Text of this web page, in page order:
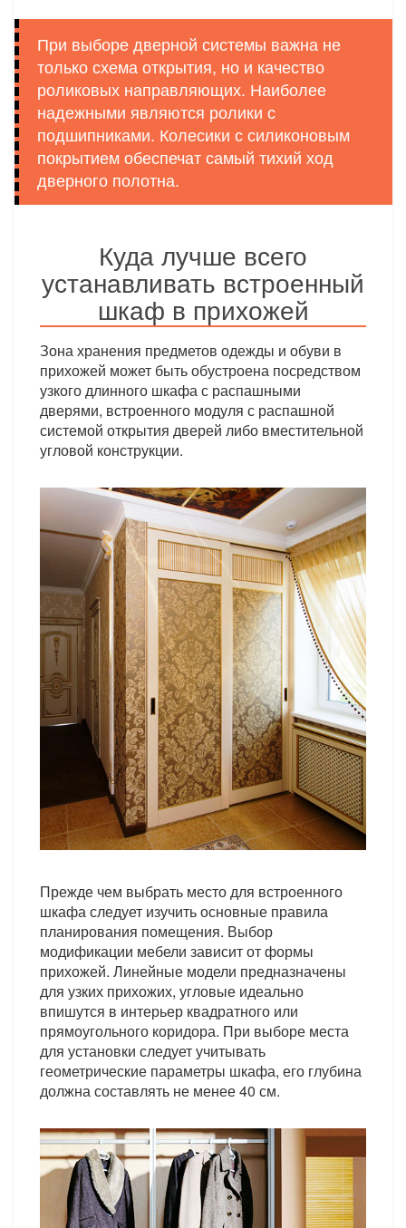
При выборе дверной системы важна не
только схема открытия, но и качество
роликовых направляющих. Наиболее
надежными являются ролики с
подшипниками. Колесики с силиконовым
покрытием обеспечат самый тихий ход
дверного полотна.
Куда лучше всего
устанавливать встроенный
шкаф в прихожей
Зона хранения предметов одежды и обуви в
прихожей может быть обустроена посредством
узкого длинного шкафа с распашными
дверями, встроенного модуля с распашной
системой открытия дверей либо вместительной
угловой конструкции.
Прежде чем выбрать место для встроенного
шкафа следует изучить основные правила
планирования помещения. Выбор
модификации мебели зависит от формы
прихожей. Линейные модели предназначены
для узких прихожих, угловые идеально
впишутся в интерьер квадратного или
прямоугольного коридора. При выборе места
для установки следует учитывать
геометрические параметры шкафа, его глубина
должна составлять не менее 40 см.